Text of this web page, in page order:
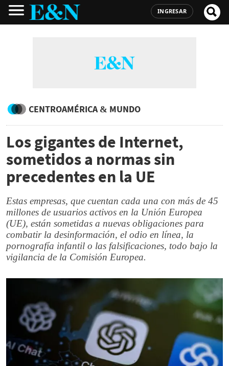
INGRESAR
CENTROAMÉRICA & MUNDO
Los gigantes de Internet,
sometidos a normas sin
precedentes en la UE
Estas empresas, que cuentan cada una con más de 45
millones de usuarios activos en la Unión Europea
(UE), están sometidas a nuevas obligaciones para
combatir la desinformación, el odio en línea, la
pornografía infantil o las falsificaciones, todo bajo la
vigilancia de la Comisión Europea.